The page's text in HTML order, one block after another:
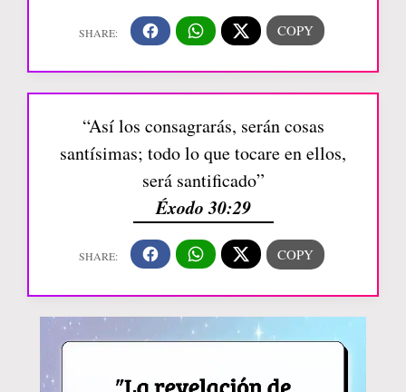
“Así los consagrarás, serán cosas
santísimas; todo lo que tocare en ellos,
será santificado”
Éxodo 30:29